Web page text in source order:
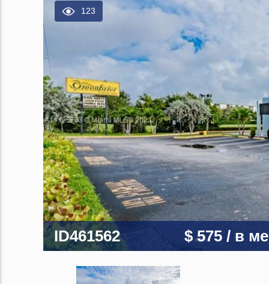
123
ID461562 $ 575 / в